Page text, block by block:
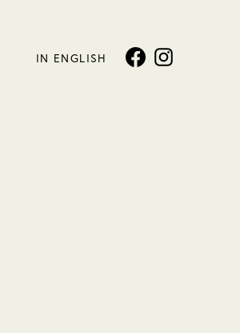
IN ENGLISH